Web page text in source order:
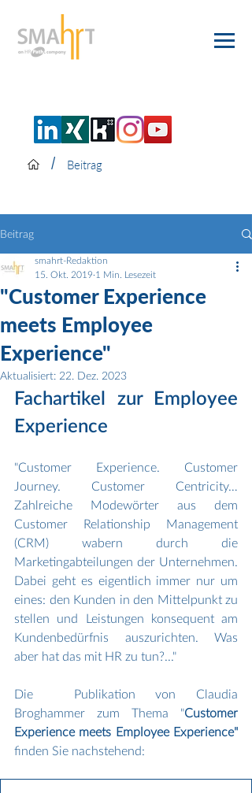
/ Beitrag
Beitrag
"Customer Experience
meets Employee
Experience"
smahrt-Redaktion
15. Okt. 2019 1 Min. Lesezeit
Aktualisiert: 22. Dez. 2023
Fachartikel zur Employee
Experience
"Customer Experience. Customer
Journey. Customer Centricity…
Zahlreiche Modewörter aus dem
Customer Relationship Management
(CRM) wabern durch die
Marketingabteilungen der Unternehmen.
Dabei geht es eigentlich immer nur um
eines: den Kunden in den Mittelpunkt zu
stellen und Leistungen konsequent am
Kundenbedürfnis auszurichten. Was
aber hat das mit HR zu tun?..."
Die  Publikation von Claudia
Broghammer zum Thema "Customer
finden Sie nachstehend: